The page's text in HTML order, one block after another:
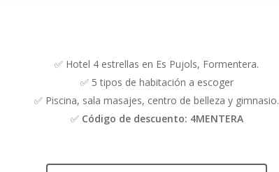
✅ Hotel 4 estrellas en Es Pujols, Formentera.
✅ 5 tipos de habitación a escoger
✅ Piscina, sala masajes, centro de belleza y gimnasio.
✅ Código de descuento: 4MENTERA